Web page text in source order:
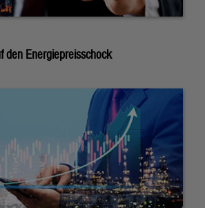
den Energiepreisschock